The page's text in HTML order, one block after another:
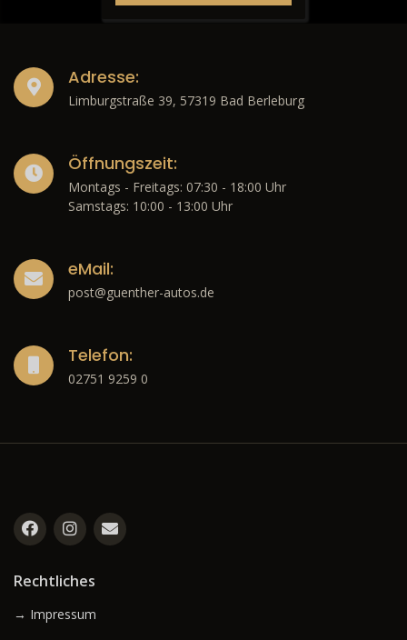
Adresse:
Limburgstraße 39, 57319 Bad Berleburg
Öffnungszeit:
Montags - Freitags: 07:30 - 18:00 Uhr
Samstags: 10:00 - 13:00 Uhr
eMail:
post@guenther-autos.de
Telefon:
02751 9259 0
Rechtliches
→ Impressum